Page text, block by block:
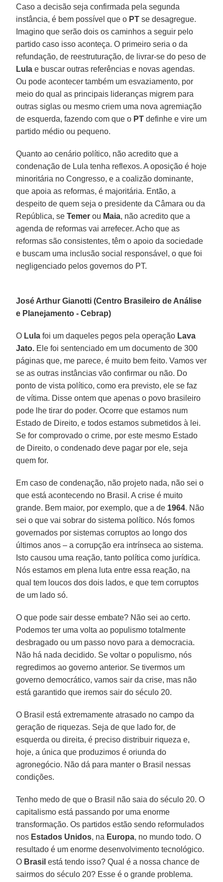
Caso a decisão seja confirmada pela segunda
instância, é bem possível que o PT se desagregue.
Imagino que serão dois os caminhos a seguir pelo
partido caso isso aconteça. O primeiro seria o da
refundação, de reestruturação, de livrar-se do peso de
Lula e buscar outras referências e novas agendas.
Ou pode acontecer também um esvaziamento, por
meio do qual as principais lideranças migrem para
outras siglas ou mesmo criem uma nova agremiação
de esquerda, fazendo com que o PT definhe e vire um
partido médio ou pequeno.
Quanto ao cenário político, não acredito que a
condenação de Lula tenha reflexos. A oposição é hoje
minoritária no Congresso, e a coalizão dominante,
que apoia as reformas, é majoritária. Então, a
despeito de quem seja o presidente da Câmara ou da
República, seTemer ou Maia, não acredito que a
agenda de reformas vai arrefecer. Acho que as
reformas são consistentes, têm o apoio da sociedade
e buscam uma inclusão social responsável, o que foi
negligenciado pelos governos do PT.
José Arthur Gianotti (Centro Brasileiro de Análise
e Planejamento - Cebrap)
O Lula foi um daqueles pegos pela operação Lava
Jato. Ele foi sentenciado em um documento de 300
páginas que, me parece, é muito bem feito. Vamos ver
se as outras instâncias vão confirmar ou não. Do
ponto de vista político, como era previsto, ele se faz
de vítima. Disse ontem que apenas o povo brasileiro
pode lhe tirar do poder. Ocorre que estamos num
Estado de Direito, e todos estamos submetidos à lei.
Se for comprovado o crime, por este mesmo Estado
de Direito, o condenado deve pagar por ele, seja
quem for.
Em caso de condenação, não projeto nada, não sei o
que está acontecendo no Brasil. A crise é muito
grande. Bem maior, por exemplo, que a de 1964. Não
sei o que vai sobrar do sistema político. Nós fomos
governados por sistemas corruptos ao longo dos
últimos anos – a corrupção era intrínseca ao sistema.
Isto causou uma reação, tanto política como jurídica.
Nós estamos em plena luta entre essa reação, na
qual tem loucos dos dois lados, e que tem corruptos
de um lado só.
O que pode sair desse embate? Não sei ao certo.
Podemos ter uma volta ao populismo totalmente
desbragado ou um passo novo para a democracia.
Não há nada decidido. Se voltar o populismo, nós
regredimos ao governo anterior. Se tivermos um
governo democrático, vamos sair da crise, mas não
está garantido que iremos sair do século 20.
O Brasil está extremamente atrasado no campo da
geração de riquezas. Seja de que lado for, de
esquerda ou direita, é preciso distribuir riqueza e,
hoje, a única que produzimos é oriunda do
agronegócio. Não dá para manter o Brasil nessas
condições.
Tenho medo de que o Brasil não saia do século 20. O
capitalismo está passando por uma enorme
transformação. Os partidos estão sendo reformulados
nos Estados Unidos, na Europa, no mundo todo. O
resultado é um enorme desenvolvimento tecnológico.
O Brasil está tendo isso? Qual é a nossa chance de
sairmos do século 20? Esse é o grande problema.